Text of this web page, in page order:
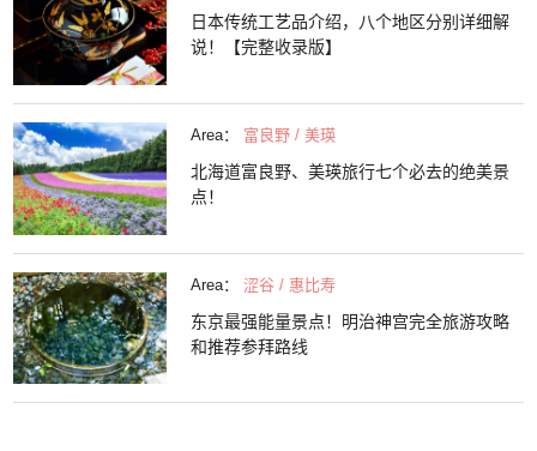
日本传统工艺品介绍，八个地区分别详细解
说！【完整收录版】
Area： 富良野 / 美瑛
北海道富良野、美瑛旅行七个必去的绝美景
点！
Area： 涩谷 / 惠比寿
东京最强能量景点！明治神宫完全旅游攻略
和推荐参拜路线